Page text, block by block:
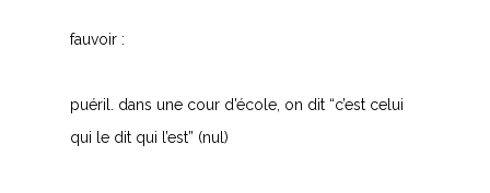
fauvoir :
puéril. dans une cour d’école, on dit “c’est celui
qui le dit qui l’est” (nul)